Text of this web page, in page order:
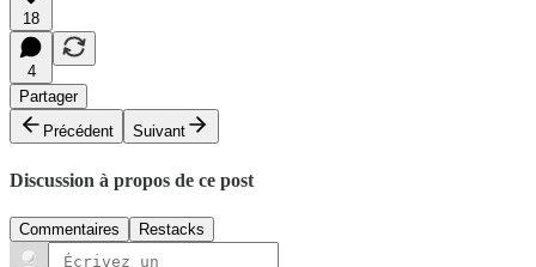
18
4
Partager
Précédent
Suivant
Discussion à propos de ce post
Commentaires Restacks